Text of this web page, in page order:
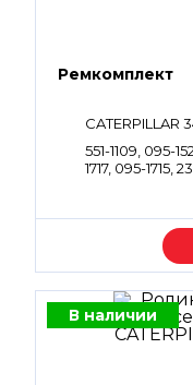
Ремкомплект
CATERPILLAR
551-1109, 095-
1717, 095-
В наличии